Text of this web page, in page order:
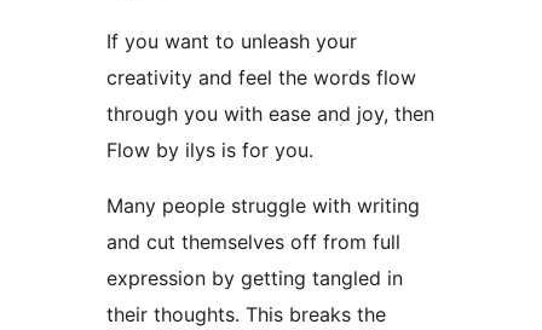
If you want to unleash your
creativity and feel the words flow
through you with ease and joy, then
Flow by ilys is for you.
Many people struggle with writing
and cut themselves off from full
expression by getting tangled in
their thoughts. This breaks the